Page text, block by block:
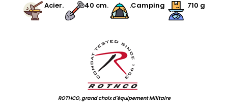
.Acier. 40 cm. .Camping 710 g
ROTHCO, grand choix d'équipement Militaire